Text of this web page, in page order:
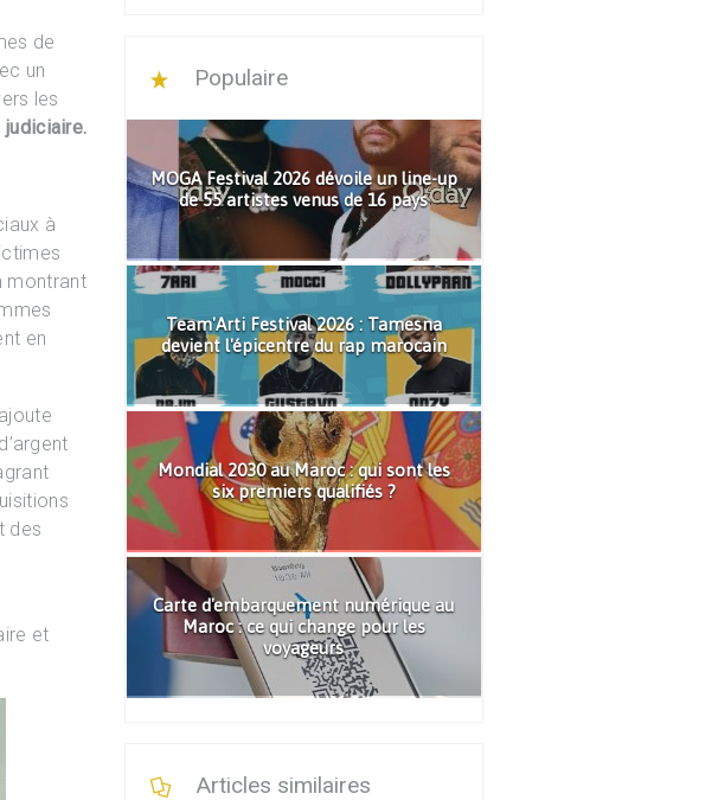
de
un
les
judiciaire.
à
montrant
en
ajoute
des
et
Populaire
MOGA Festival 2026 dévoile un line-up
de 55 artistes venus de 16 pays
Team'Arti Festival 2026 : Tamesna
devient l'épicentre du rap marocain
Mondial 2030 au Maroc : qui sont les
six premiers qualifiés ?
Carte d'embarquement numérique au
Maroc : ce qui change pour les
voyageurs
Articles similaires